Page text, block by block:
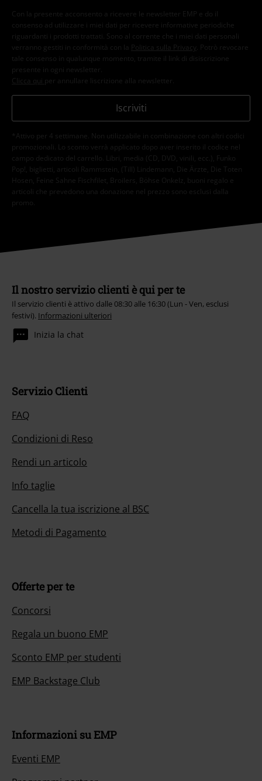
Con la presente acconsento a ricevere le newsletter EMP e do il
consenso ad utilizzare i miei dati per ricevere informative periodiche
riguardanti i prodotti trattati. Sono al corrente che i miei dati personali
verranno gestiti in conformità con la
Politica sulla Privacy
. Potrò revocare
tale consenso in qualunque momento, tramite il link di disiscrizione
presente in ogni newsletter.
Clicca qui per annullare liscrizione alla newsletter.
Iscriviti
*Attivo per 4 settimane. Non utilizzabile in combinazione con altri codici
promozionali. Lo sconto verrà applicato dopo aver inserito il codice nel
campo dedicato del carrello. Libri, media (CD, DVD, vinili, ecc.), Funko
Pop!, biglietti, articoli Rammstein, (Till) Lindemann, Die Ärzte, Die Toten
Hosen, Feine Sahne Fischfilet, Broilers, Böhse Onkelz, buoni regalo e
articoli che prevedono una donazione nel prezzo sono esclusi dalla
promo.
Il nostro servizio clienti è qui per te
Il servizio clienti è attivo dalle 08:30 alle 16:30 (Lun - Ven, esclusi
festivi). Informazioni ulteriori
Inizia la chat
Servizio Clienti
FAQ
Condizioni di Reso
Rendi un articolo
Info taglie
Cancella la tua iscrizione al BSC
Metodi di Pagamento
Offerte per te
Concorsi
Regala un buono EMP
Sconto EMP per studenti
EMP Backstage Club
Informazioni su EMP
Eventi EMP